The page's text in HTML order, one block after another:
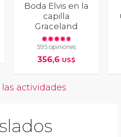
Boda Elvis en la
capilla
Graceland
595 opiniones
356,6 US$
actividades